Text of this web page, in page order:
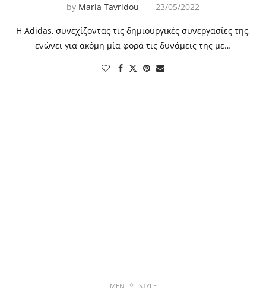
by Maria Tavridou 23/05/2022
Η Adidas, συνεχίζοντας τις δημιουργικές συνεργασίες της,
ενώνει για ακόμη μία φορά τις δυνάμεις της με…
MEN STYLE